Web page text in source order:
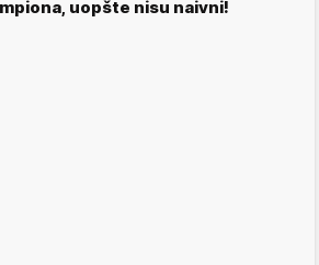
uopšte nisu naivni!